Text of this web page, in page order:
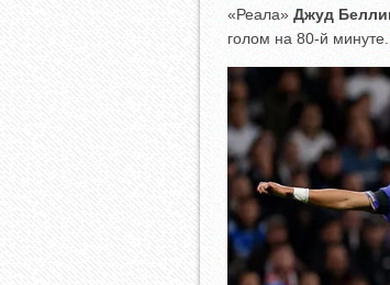
«Реала» Джуд
голом на 80-й минуте.